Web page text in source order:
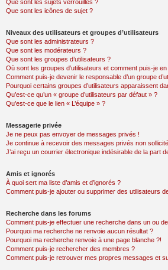
Que sont les sujets verrouillés ?
Que sont les icônes de sujet ?
Niveaux des utilisateurs et groupes d’utilisateurs
Que sont les administrateurs ?
Que sont les modérateurs ?
Que sont les groupes d’utilisateurs ?
Où sont les groupes d’utilisateurs et comment puis-je
Comment puis-je devenir le responsable d’un groupe
Pourquoi certains groupes d’utilisateurs apparaissent
Qu’est-ce qu’un « groupe d’utilisateurs par défaut » ?
Qu’est-ce que le lien « L’équipe » ?
Messagerie privée
Je ne peux pas envoyer de messages privés !
Je continue à recevoir des messages privés non
J’ai reçu un courrier électronique indésirable de la part
Amis et ignorés
À quoi sert ma liste d’amis et d’ignorés ?
Comment puis-je ajouter ou supprimer des utilisateurs
Recherche dans les forums
Comment puis-je effectuer une recherche dans un ou
Pourquoi ma recherche ne renvoie aucun résultat ?
Pourquoi ma recherche renvoie à une page blanche ?!
Comment puis-je rechercher des membres ?
Comment puis-je retrouver mes propres messages et